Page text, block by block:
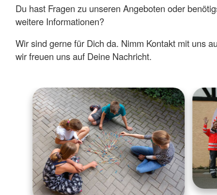
Du hast Fragen zu unseren Angeboten oder
weitere Informationen?
Wir sind gerne für Dich da. Nimm Kontakt mit uns
wir freuen uns auf Deine Nachricht.